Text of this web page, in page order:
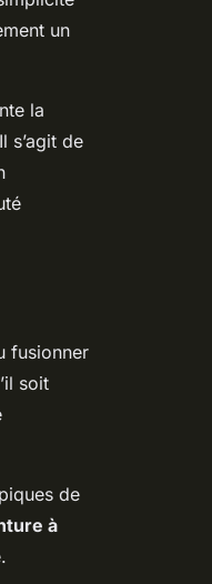
un
la
s’agit de
fusionner
soit
de
à